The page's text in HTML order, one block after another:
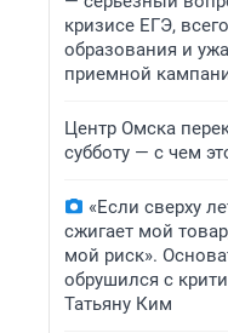
кризисе ЕГЭ, всего
образования и
приемной
Центр Омска
субботу — с чем
«Если сверху
сжигает мой
мой риск».
обрушился с
Татьяну Ким